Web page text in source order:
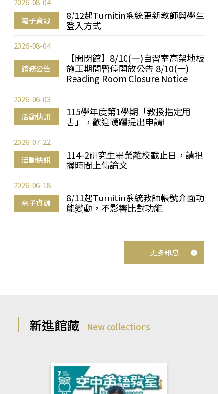
電子資源
8/12起Turnitin系統更新教師與學生
登入方式
2026-08-04
館務公告
【開閉館】8/10(一)自習室高架地板
施工期間暫停開放公告 8/10(一)
Reading Room Closure Notice
2026-08-04
活動快訊
115學年度第1學期「教授指定用
書」，歡迎踴躍提出申請!
2026-06-03
活動快訊
114-2研究生畢業離校截止日，請把
握時間上傳論文
2026-07-22
電子資源
8/11起Turnitin系統教師帳號介面功
能變動，不影響比對功能
2026-06-18
更多訊息
新進館藏 New collections